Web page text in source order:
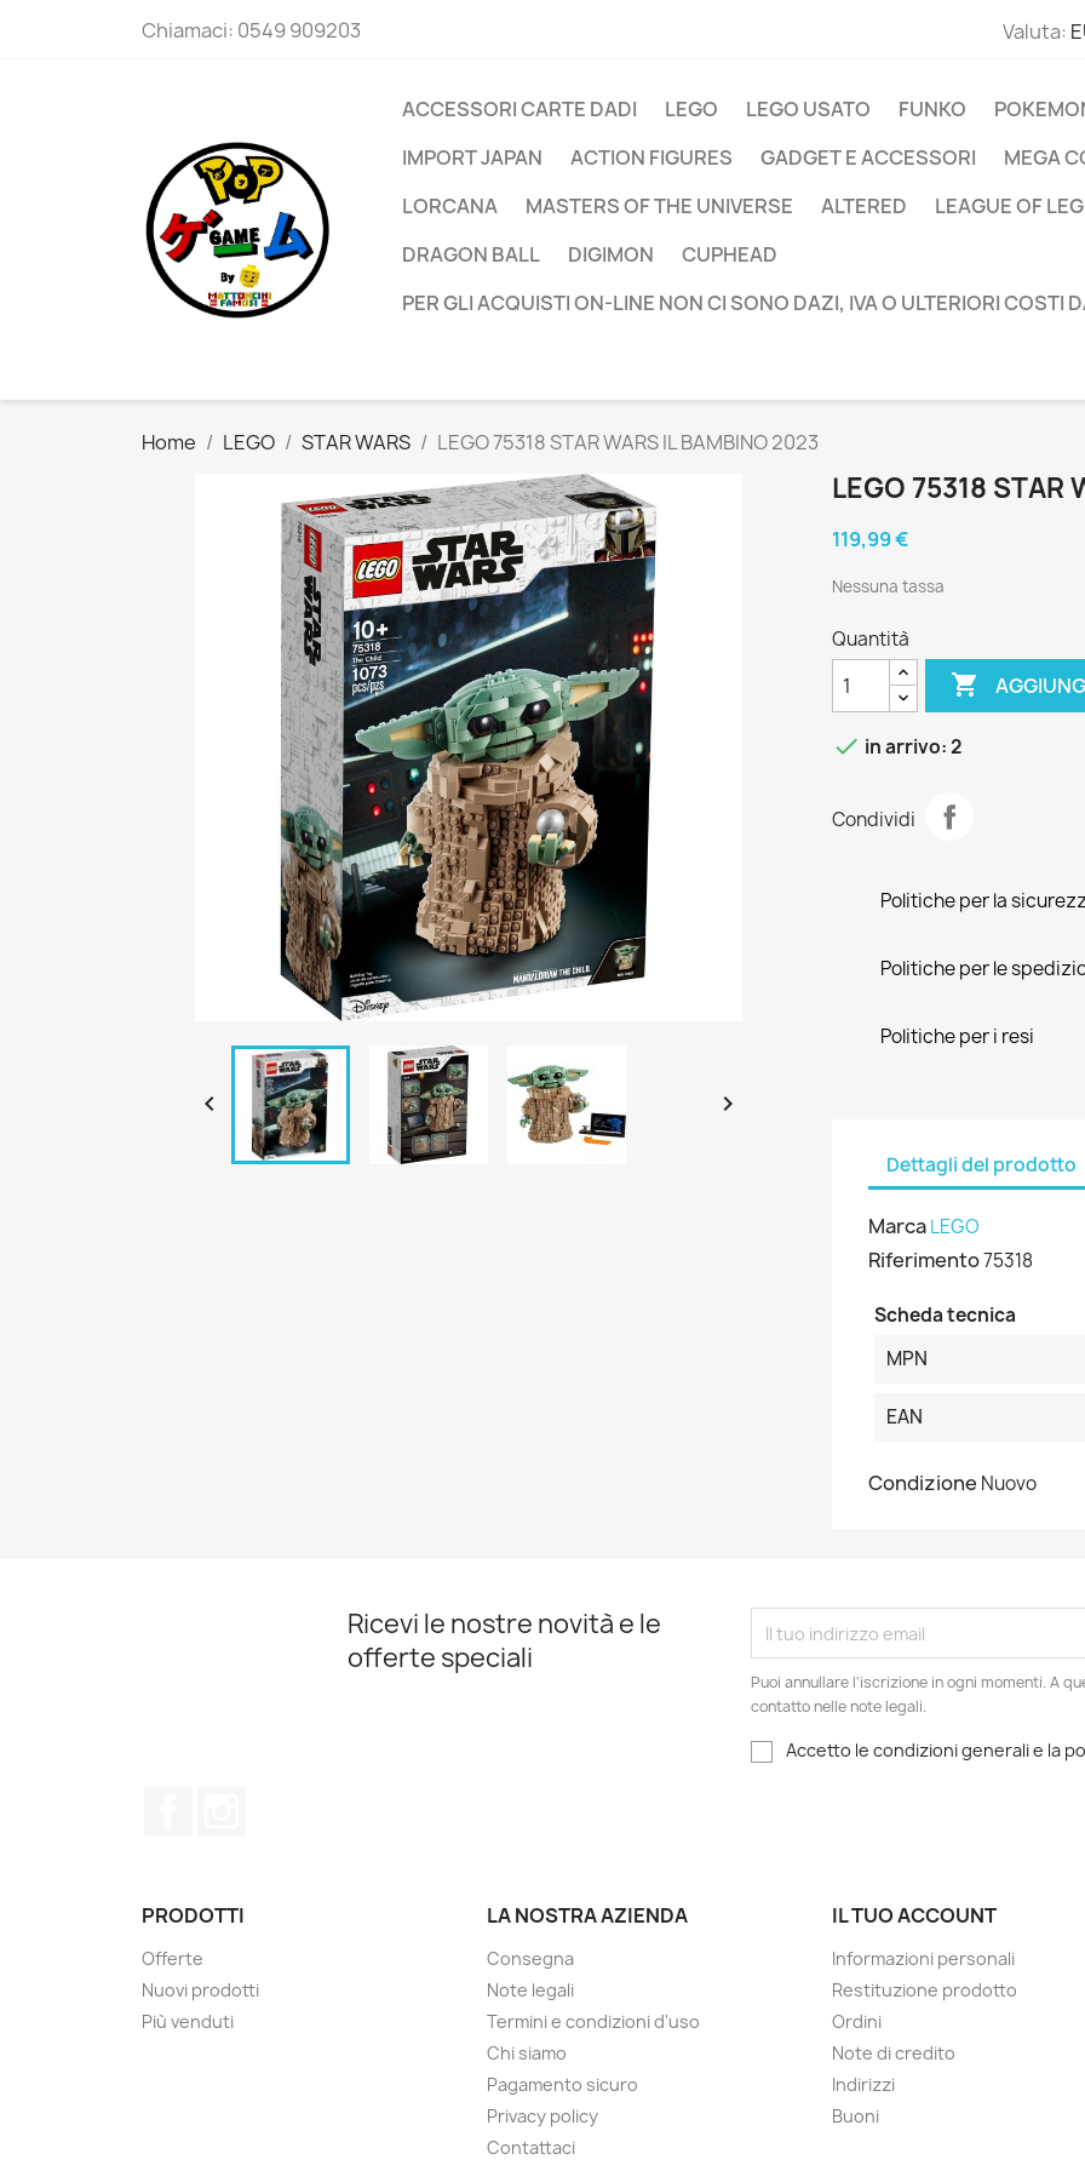
Chiamaci: 0549 909203 Valuta:
ACCESSORI CARTE DADI LEGO LEGO USATO FUNKO
IMPORT JAPAN
ACTION FIGURES GADGET E ACCESSORI MEGA
LORCANA
MASTERS OF THE UNIVERSE ALTERED LEAGUE OF
DRAGON BALL
DIGIMON
CUPHEAD
PER GLI ACQUISTI ON-LINE NON CI SONO DAZI, IVA O ULTERIORI COSTI
Home LEGO STAR WARS LEGO 75318 STAR WARS IL BAMBINO 2023
 
LEGO 75318 STAR
119,99 €
Nessuna tassa
Quantità

 in arrivo: 2
Condividi
Politiche per la
Politiche per le
Politiche per i resi
Dettagli del prodotto
MarcaLEGO
Riferimento75318
Scheda tecnica
MPN
EAN
Condizione Nuovo
Ricevi le nostre novità e le
offerte speciali
Puoi annullare l'iscrizione in ogni momenti. A
contatto nelle note legali.
Accetto le condizioni generali e la
PRODOTTI
Offerte
Nuovi prodotti
Più venduti
LA NOSTRA AZIENDA
Consegna
Note legali
Termini e condizioni d'uso
Chi siamo
Pagamento sicuro
Privacy policy
Contattaci
IL TUO ACCOUNT
Informazioni personali
Restituzione prodotto
Ordini
Note di credito
Indirizzi
Buoni